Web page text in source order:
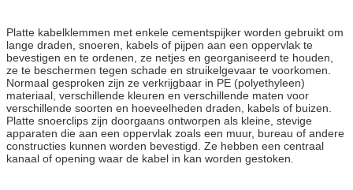
Platte kabelklemmen met enkele cementspijker worden gebruikt om
lange draden, snoeren, kabels of pijpen aan een oppervlak te
bevestigen en te ordenen, ze netjes en georganiseerd te houden,
ze te beschermen tegen schade en struikelgevaar te voorkomen.
Normaal gesproken zijn ze verkrijgbaar in PE (polyethyleen)
materiaal, verschillende kleuren en verschillende maten voor
verschillende soorten en hoeveelheden draden, kabels of buizen.
Platte snoerclips zijn doorgaans ontworpen als kleine, stevige
apparaten die aan een oppervlak zoals een muur, bureau of andere
constructies kunnen worden bevestigd. Ze hebben een centraal
kanaal of opening waar de kabel in kan worden gestoken.